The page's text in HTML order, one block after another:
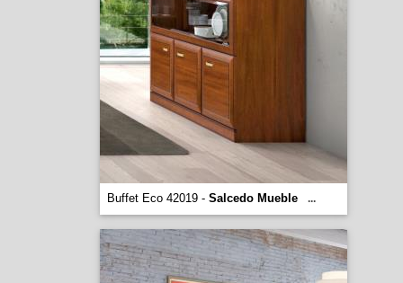
Buffet Eco 42019 - Salcedo Mueble ...